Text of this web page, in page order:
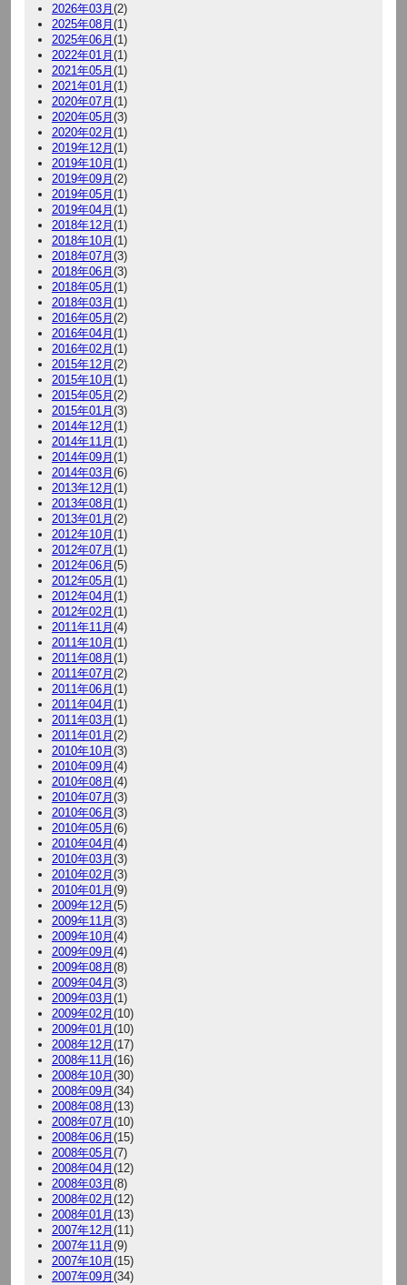
2026年03月(2)
2025年08月(1)
2025年06月(1)
2022年01月(1)
2021年05月(1)
2021年01月(1)
2020年07月(1)
2020年05月(3)
2020年02月(1)
2019年12月(1)
2019年10月(1)
2019年09月(2)
2019年05月(1)
2019年04月(1)
2018年12月(1)
2018年10月(1)
2018年07月(3)
2018年06月(3)
2018年05月(1)
2018年03月(1)
2016年05月(2)
2016年04月(1)
2016年02月(1)
2015年12月(2)
2015年10月(1)
2015年05月(2)
2015年01月(3)
2014年12月(1)
2014年11月(1)
2014年09月(1)
2014年03月(6)
2013年12月(1)
2013年08月(1)
2013年01月(2)
2012年10月(1)
2012年07月(1)
2012年06月(5)
2012年05月(1)
2012年04月(1)
2012年02月(1)
2011年11月(4)
2011年10月(1)
2011年08月(1)
2011年07月(2)
2011年06月(1)
2011年04月(1)
2011年03月(1)
2011年01月(2)
2010年10月(3)
2010年09月(4)
2010年08月(4)
2010年07月(3)
2010年06月(3)
2010年05月(6)
2010年04月(4)
2010年03月(3)
2010年02月(3)
2010年01月(9)
2009年12月(5)
2009年11月(3)
2009年10月(4)
2009年09月(4)
2009年08月(8)
2009年04月(3)
2009年03月(1)
2009年02月(10)
2009年01月(10)
2008年12月(17)
2008年11月(16)
2008年10月(30)
2008年09月(34)
2008年08月(13)
2008年07月(10)
2008年06月(15)
2008年05月(7)
2008年04月(12)
2008年03月(8)
2008年02月(12)
2008年01月(13)
2007年12月(11)
2007年11月(9)
2007年10月(15)
2007年09月(34)